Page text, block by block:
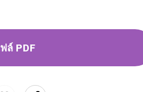
ล์ PDF